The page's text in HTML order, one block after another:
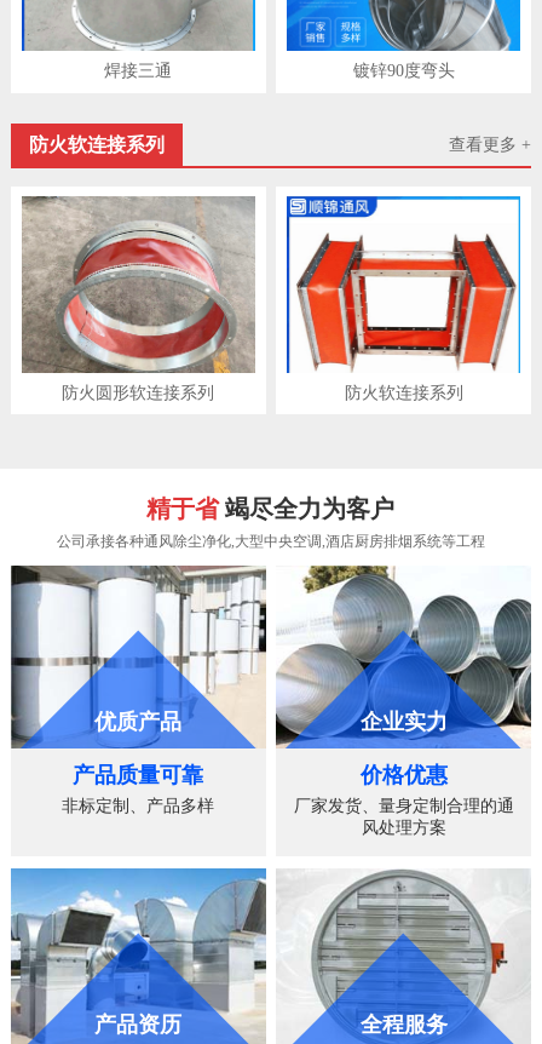
焊接三通 镀锌90度弯头
查看更多 +
防火软连接系列
防火圆形软连接系列 防火软连接系列
精于省竭尽全力为客户
公司承接各种通风除尘净化,大型中央空调,酒店厨房排烟系统等工程
优质产品
产品质量可靠
非标定制、产品多样
企业实力
价格优惠
厂家发货、量身定制合理的通
风处理方案
产品资历 全程服务